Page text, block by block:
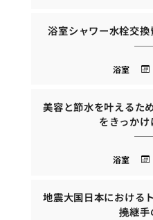
浴室シャワー水栓交
浴室
美容と節水を叶えるた
をきっか
浴室
地震大国日本における
撓継手